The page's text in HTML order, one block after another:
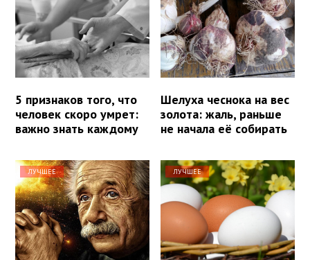
5 признаков того, что
человек скоро умрет:
важно знать каждому
Шелуха чеснока на вес
золота: жаль, раньше
не начала её собирать
ЛУЧШЕЕ ЛУЧШЕЕ